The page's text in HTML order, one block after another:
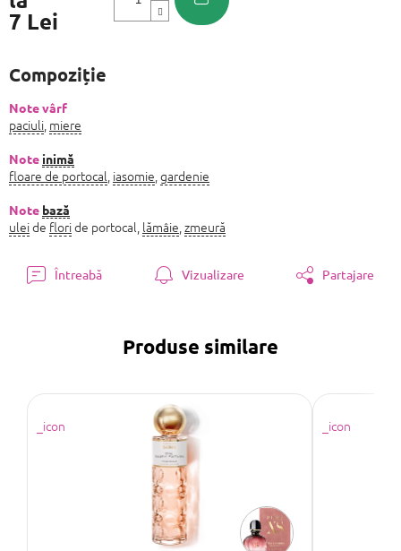
7 Lei
Compoziție
Note vârf
paciuli miere
Note inimă
floare de portocal iasomie gardenie
Note bază
uleide floride portocal, lămâie zmeură
Întreabă Vizualizare Partajare
Produse similare